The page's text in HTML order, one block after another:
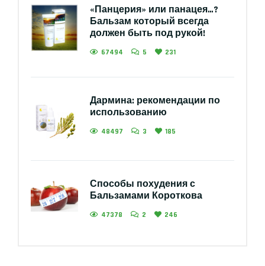
«Панцерия» или панацея…?
Бальзам который всегда
должен быть под рукой!
67494 5 231
Дармина: рекомендации по
использованию
48497 3 185
Способы похудения с
Бальзамами Короткова
47378 2 246